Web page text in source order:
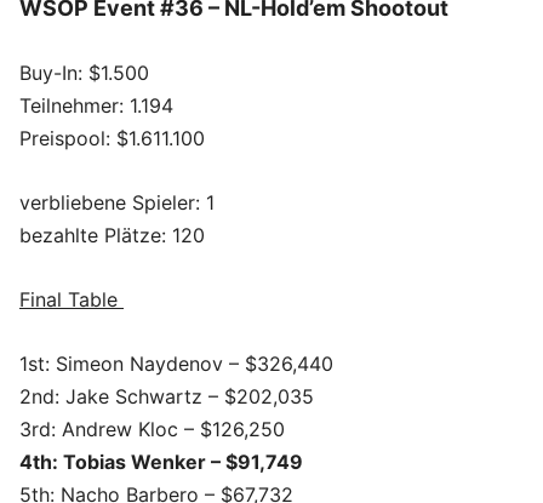
WSOP Event #36 – NL-Hold’em Shootout
Buy-In: $1.500
Teilnehmer: 1.194
Preispool: $1.611.100
verbliebene Spieler: 1
bezahlte Plätze: 120
Final Table
1st: Simeon Naydenov – $326,440
2nd: Jake Schwartz – $202,035
3rd: Andrew Kloc – $126,250
4th: Tobias Wenker – $91,749
5th: Nacho Barbero – $67,732